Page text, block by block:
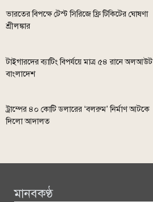
ভারতের বিপক্ষে টেস্ট সিরিজে ফ্রি টিকিটের ঘোষণা
শ্রীলঙ্কার
টাইগারদের ব্যাটিং বিপর্যয়ে মাত্র ৫৪ রানে অলআউট
বাংলাদেশ
ট্রাম্পের ৪০ কোটি ডলারের ‘বলরুম’ নির্মাণ আটকে
দিলো আদালত
মানবকণ্ঠ